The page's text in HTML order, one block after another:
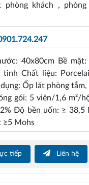
phòng khách , phòng
40x80cm Bề mặt:
tinh Chất liệu:
Ốp lát phòng tắm,
gói: 5 viên/1,6 m²/
Độ bền uốn: ≥ 38,5
≥5 Mohs
tiếp Liên hệ